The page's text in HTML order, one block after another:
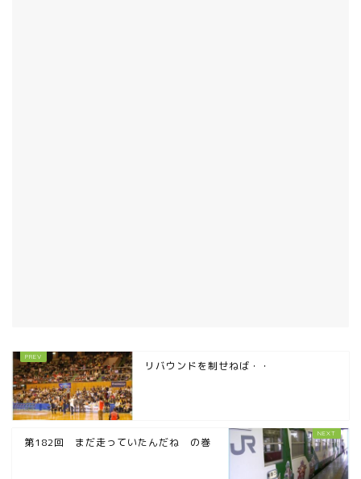
リバウンドを制せねば・・
第182回 まだ走っていたんだね の巻